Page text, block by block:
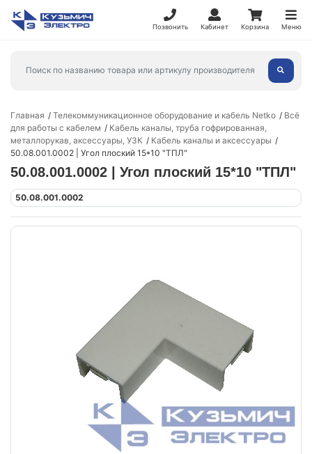
Позвонить Кабинет Корзина Меню
Главная Телекоммуникационное оборудование и кабель Netko
Всё
для работы с кабелем
Кабель каналы, труба гофрированная,
металлорукав, аксессуары, УЗК
Кабель каналы и аксессуары
50.08.001.0002 | Угол плоский 15*10 "ТПЛ"
50.08.001.0002 | Угол плоский 15*10 "ТПЛ"
50.08.001.0002